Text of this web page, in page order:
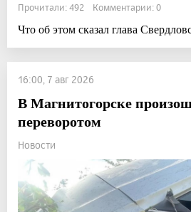
Прочитали: 492 Комментарии: 0
Что об этом сказал глава
16:00, 7 авг 2026
В Магнитогорске
переворотом
Новости